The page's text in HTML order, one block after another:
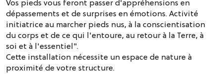
Vos pieds vous feront passer d'appréhensions en
dépassements et de surprises en émotions. Activité
initiatrice au marcher pieds nus, à la conscientisation
du corps et de ce qui l'entoure, au retour à la Terre, à
soi et à l'essentiel".
Cette installation nécessite un espace de nature à
proximité de votre structure.